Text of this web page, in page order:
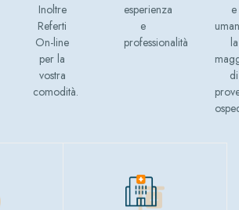
Inoltre
Referti
On-line
per la
vostra
comodità.
esperienza
e
professionalità.
e
la
di